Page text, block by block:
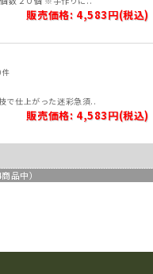
販売価格: 4,583円(税込)
件
で仕上がった迷彩急須..
販売価格: 4,583円(税込)
商品中）